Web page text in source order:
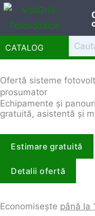
Sari
conținut
CATALOG
Ofertă sisteme
prosumator
Echipamente și
gratuită, asistentă și
Estimare gratuită
Detalii ofertă
Economisește până la